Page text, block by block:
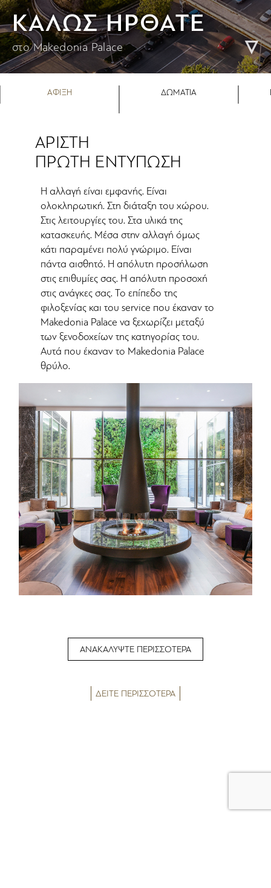
KΑΛΩΣ ΗΡΘΑΤΕ
στο Makedonia Palace
ΑΦΙΞΗ ΔΩΜΑΤΙΑ
ΑΡΙΣΤΗ
ΠΡΩΤΗ ΕΝΤΥΠΩΣΗ
Η αλλαγή είναι εμφανής. Είναι
ολοκληρωτική. Στη διάταξη του χώρου.
Στις λειτουργίες του. Στα υλικά της
κατασκευής. Μέσα στην αλλαγή όμως
κάτι παραμένει πολύ γνώριμο. Είναι
πάντα αισθητό. Η απόλυτη προσήλωση
στις επιθυμίες σας. Η απόλυτη προσοχή
στις ανάγκες σας. Το επίπεδο της
φιλοξενίας και του service που έκαναν το
Makedonia Palace να ξεχωρίζει μεταξύ
των ξενοδοχείων της κατηγορίας του.
Αυτά που έκαναν το Makedonia Palace
θρύλο.
ΑΝΑΚΑΛΥΨΤΕ ΠΕΡΙΣΣΟΤΕΡΑ
ΔΕΙΤΕ ΠΕΡΙΣΣΟΤΕΡΑ